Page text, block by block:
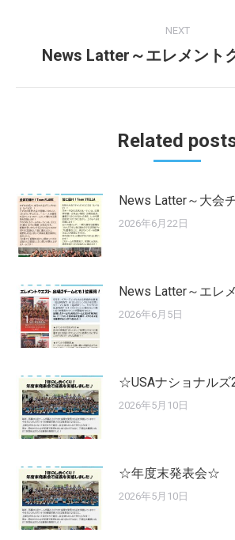
NEXT
Next
News Latter～エレメント
Related
News Latter～大会
2026年6月22日
News Latter～エレ
2026年6月5日
☆USAナショナル
2026年5月10日
☆年度末発表会☆
2026年5月10日